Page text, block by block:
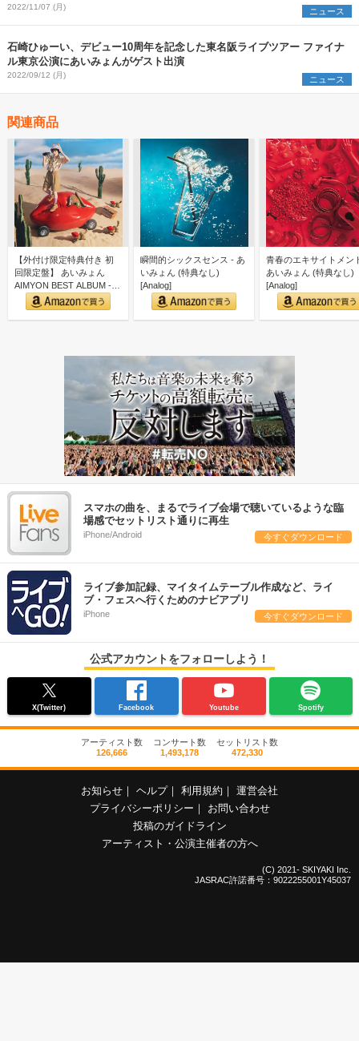
2022/11/07 (月) ニュース
石崎ひゅーい、デビュー10周年を記念した東名阪ライブツアー ファイナ
ル東京公演にあいみょんがゲスト出演
2022/09/12 (月) ニュース
関連商品
【外付け限定特典付き 初
回限定盤】 あいみょん
AIMYON BEST ALBUM -
唇を追え！…
瞬間的シックスセンス - あ
いみょん (特典なし)
[Analog]
青春のエキサイトメン
あいみょん (特典なし)
[Analog]
スマホの曲を、まるでライブ会場で聴いているような臨
場感でセットリスト通りに再生
iPhone/Android 今すぐダウンロード
ライブ参加記録、マイタイムテーブル作成など、ライ
ブ・フェスへ行くためのナビアプリ
iPhone 今すぐダウンロード
公式アカウントをフォローしよう！
X(Twitter) Facebook Youtube Spotify
アーティスト数
126,666
コンサート数
1,493,178
セットリスト数
472,330
お知らせ ヘルプ 利用規約
運営会社
プライバシーポリシー
お問い合わせ
投稿のガイドライン
アーティスト・公演主催者の方へ
(C) 2021- SKIYAKI Inc.
JASRAC許諾番号：9022255001Y45037